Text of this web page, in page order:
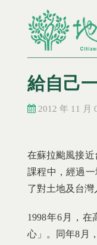
給自己
2012 年 11 月
在蘇拉颱風接
課程中，經過
了對土地及台灣
1998年6月，
心」。同年8月